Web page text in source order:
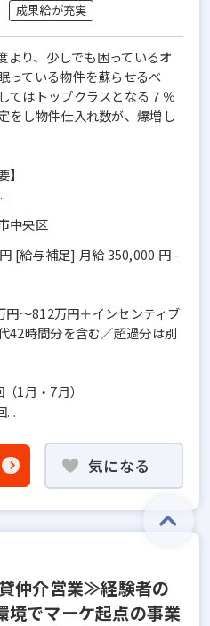
成果給が充実
より、少しでも困っているオ
っている物件を蘇らせるべ
てはトップクラスとなる７％
をし物件仕入れ数が、爆増し
】
中央区
[給与補足] 月給 350,000 円 -
円～812万円＋インセンティブ
42時間分を含む／超過分は別
1月・7月）
...
気になる
仲介営業≫経験者の
境でマーケ起点の事業